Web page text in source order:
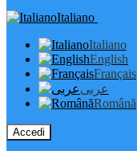
Italiano
Italiano
English
Français
عربى
Română
Accedi